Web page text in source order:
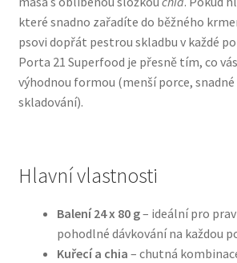
Bozita pro psy — Švédské krmivo s
Brit pro psy
Granule pro psy
Hill’s pro psy
které snadno zařadíte do běžného
psovi dopřát pestrou skladbu v každé
Porta 21 Superfood je přesně tím, co
výhodnou formou (menší porce, snadné
skladování).
Hlavní vlastnosti
Balení 24 x 80 g– ideální pro
pohodlné dávkování na každou
Kuřecí a chia – chutná